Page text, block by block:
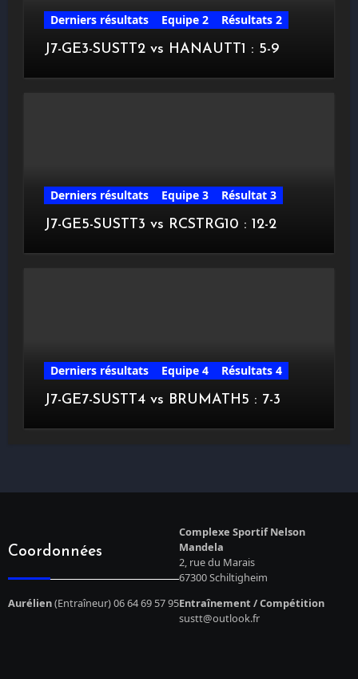
Derniers résultats Equipe 2
Résultats 2
J7-GE3-SUSTT2 vs HANAUTT1 : 5-9
Derniers résultats Equipe 3
Résultat 3
J7-GE5-SUSTT3 vs RCSTRG10 : 12-2
Derniers résultats Equipe 4
Résultats 4
J7-GE7-SUSTT4 vs BRUMATH5 : 7-3
Coordonnées
Complexe Sportif Nelson
Mandela
2, rue du Marais
67300 Schiltigheim
Aurélien(Entraîneur) 06 64 69 57 95Entraînement / Compétition
sustt@outlook.fr